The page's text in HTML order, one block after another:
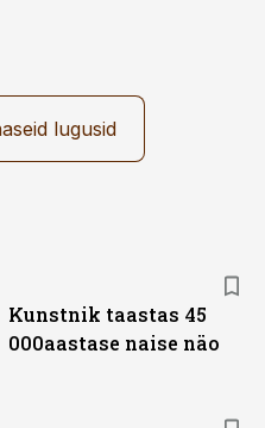
lugusid
Kunstnik taastas 45
000aastase naise näo